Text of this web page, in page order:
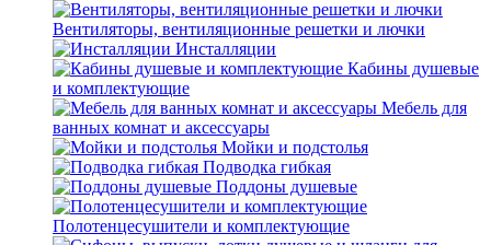
Вентиляторы, вентиляционные решетки и лючки
Инсталляции
Кабины душевые
и комплектующие
Мебель для
ванных комнат и аксессуары
Мойки и подстолья
Подводка гибкая
Поддоны душевые
Полотенцесушители и комплектующие